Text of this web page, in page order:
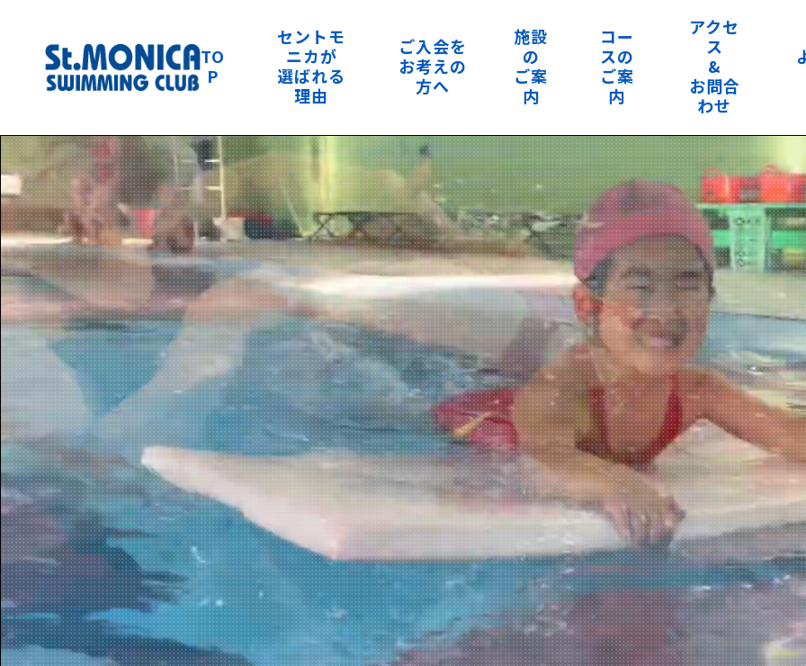
TO
P
セントモ
ニカが
選ばれる
理由
ご入会を
お考えの
方へ
施設
の
ご案
内
コー
スの
ご案
内
アクセ
ス
&
お問合
わせ